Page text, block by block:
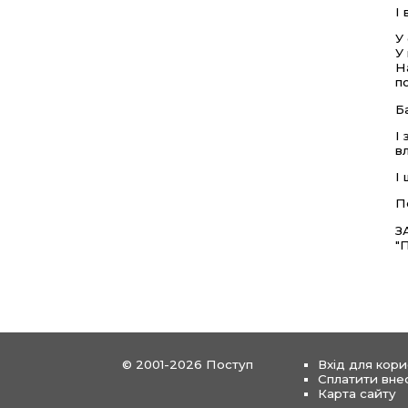
І
У
У
І
І
© 2001-2026 Поступ
Вхід для
Сплатити
Карта сайту